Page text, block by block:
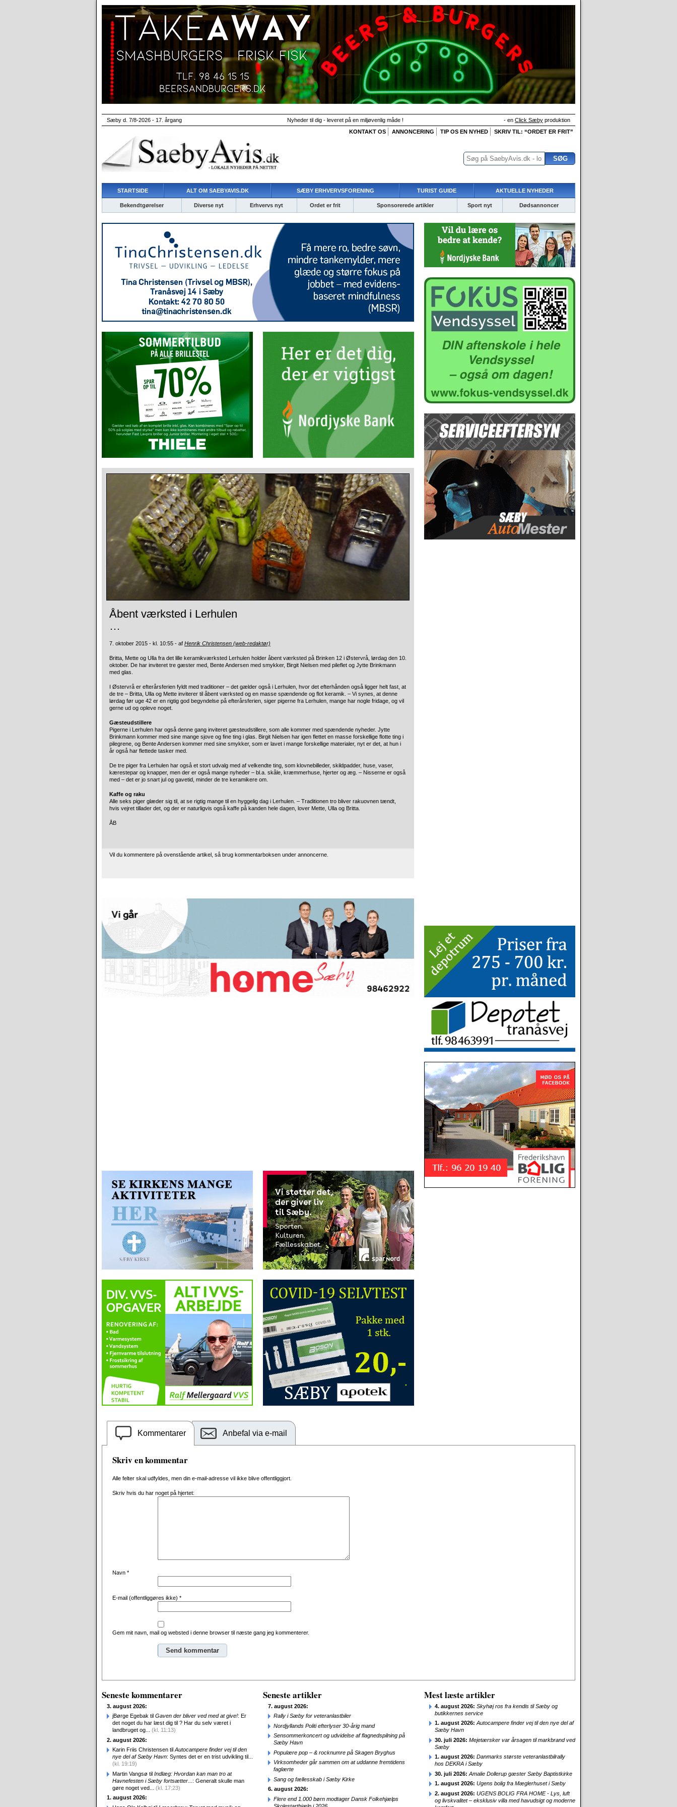
Sæby d. 7/8-2026 - 17. årgang Nyheder til dig - leveret på en miljøvenlig måde ! - en Click Sæby produktion
KONTAKT OS
ANNONCERING TIP OS EN NYHED SKRIV TIL: “ORDET ER FRIT”
STARTSIDE ALT OM SAEBYAVIS.DK SÆBY ERHVERVSFORENING TURIST GUIDE AKTUELLE NYHEDER
Bekendtgørelser Diverse nyt Erhvervs nyt Ordet er frit Sponsorerede artikler Sport nyt Dødsannoncer
Åbent værksted i Lerhulen
…
7. oktober 2015 - kl. 10:55 - af Henrik Christensen (web-redaktør)
Britta, Mette og Ulla fra det lille keramikværksted Lerhulen holder åbent værksted på Brinken 12 i Østervrå, lørdag den 10.
oktober. De har inviteret tre gæster med, Bente Andersen med smykker, Birgit Nielsen med pileflet og Jytte Brinkmann
med glas.
I Østervrå er efterårsferien fyldt med traditioner – det gælder også i Lerhulen, hvor det efterhånden også ligger helt fast, at
de tre – Britta, Ulla og Mette inviterer til åbent værksted og en masse spændende og flot keramik. – Vi synes, at denne
lørdag før uge 42 er en rigtig god begyndelse på efterårsferien, siger pigerne fra Lerhulen, mange har nogle fridage, og vil
gerne ud og opleve noget.
Gæsteudstillere
Pigerne i Lerhulen har også denne gang inviteret gæsteudstillere, som alle kommer med spændende nyheder. Jytte
Brinkmann kommer med sine mange sjove og fine ting i glas. Birgit Nielsen har igen flettet en masse forskellige flotte ting i
pilegrene, og Bente Andersen kommer med sine smykker, som er lavet i mange forskellige materialer, nyt er det, at hun i
år også har flettede tasker med.
De tre piger fra Lerhulen har også et stort udvalg med af velkendte ting, som klovnebilleder, skildpadder, huse, vaser,
kærestepar og knapper, men der er også mange nyheder – bl.a. skåle, kræmmerhuse, hjerter og æg. – Nisserne er også
med – det er jo snart jul og gavetid, minder de tre keramikere om.
Kaffe og raku
Alle seks piger glæder sig til, at se rigtig mange til en hyggelig dag i Lerhulen. – Traditionen tro bliver rakuovnen tændt,
hvis vejret tillader det, og der er naturligvis også kaffe på kanden hele dagen, lover Mette, Ulla og Britta.
ÅB
Vil du kommentere på ovenstående artikel, så brug kommentarboksen under annoncerne.
Kommentarer Anbefal via e-mail
Skriv en kommentar
Alle felter skal udfyldes, men din e-mail-adresse vil ikke blive offentliggjort.
Skriv hvis du har noget på hjertet:
Navn *
E-mail (offentliggøres ikke) *
Gem mit navn, mail og websted i denne browser til næste gang jeg kommenterer.
Seneste kommentarer
3. august 2026:
jBørge Egebak til Gaven der bliver ved med at give!: Er
det noget du har læst dig til ? Har du selv været i
landbruget og... (kl. 11:13)
2. august 2026:
Karin Friis Christensen til Autocampere finder vej til den
nye del af Sæby Havn: Syntes det er en trist udvikling til...
(kl. 19:19)
Martin Vangsø til Indlæg: Hvordan kan man tro at
Havnefesten i Sæby fortsætter... : Generalt skulle man
gøre noget ved... (kl. 17:23)
1. august 2026:
Seneste artikler
7. august 2026:
Rally i Sæby for veteranlastbiler
Nordjyllands Politi efterlyser 30-årig mand
Sensommerkoncert og udvidelse af flagnedspilning på
Sæby Havn
Populære pop – & rocknumre på Skagen Bryghus
Virksomheder går sammen om at uddanne fremtidens
faglærte
Sang og fællesskab i Sæby Kirke
6. august 2026:
Flere end 1.000 børn modtager Dansk Folkehjælps
Skolestarthjælp i 2026
Mest læste artikler
4. august 2026: Skyhøj ros fra kendis til Sæby og
butikkernes service
1. august 2026: Autocampere finder vej til den nye del af
Sæby Havn
30. juli 2026: Mejetærsker var årsagen til markbrand ved
Sæby
1. august 2026: Danmarks største veteranlastbilrally
hos DEKRA i Sæby
30. juli 2026: Amalie Dollerup gæster Sæby Baptistkirke
1. august 2026: Ugens bolig fra Mæglerhuset i Sæby
2. august 2026: UGENS BOLIG FRA HOME - Lys, luft
og livskvalitet – eksklusiv villa med havudsigt og moderne